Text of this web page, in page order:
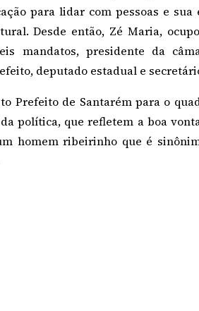
para lidar com pessoas e
Desde então, Zé Maria,
mandatos, presidente da
deputado estadual e
Prefeito de Santarém para o
política, que refletem a boa
homem ribeirinho que é